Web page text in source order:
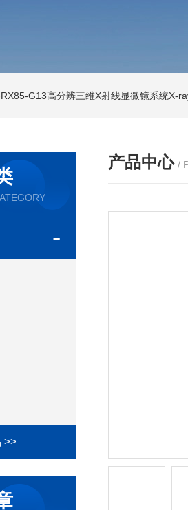
G13高分辨三维X射线显微镜系统X-
>>
产品中心 /